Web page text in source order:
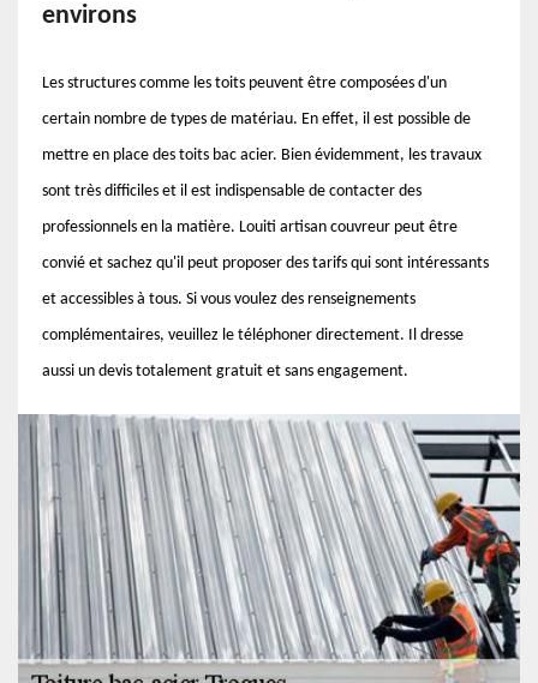
environs
Les structures comme les toits peuvent être composées d'un
certain nombre de types de matériau. En effet, il est possible de
mettre en place des toits bac acier. Bien évidemment, les travaux
sont très difficiles et il est indispensable de contacter des
professionnels en la matière. Louiti artisan couvreur peut être
convié et sachez qu'il peut proposer des tarifs qui sont intéressants
et accessibles à tous. Si vous voulez des renseignements
complémentaires, veuillez le téléphoner directement. Il dresse
aussi un devis totalement gratuit et sans engagement.